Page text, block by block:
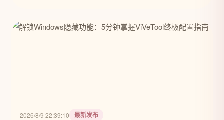
2026/8/9 22:39:10 最新发布